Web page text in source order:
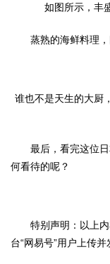
如图所示，丰
蒸熟的海鲜料理，
谁也不是天生的大厨
最后，看完这位
何看待的呢？
特别声明：以上
台“网易号”用户上传